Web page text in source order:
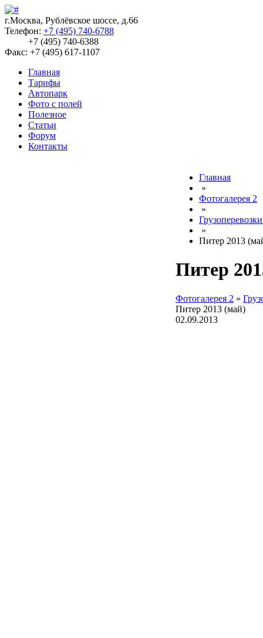
г.Москва, Рублёвское шоссе, д.66
Телефон: +7 (495) 740-6788
+7 (495) 740-6388
Факс: +7 (495) 617-1107
Главная
Тарифы
Автопарк
Фото с полей
Полезное
Статьи
Форум
Контакты
Главная
»
Фотогалерея 2
»
»
Питер 2013
Питер
Фотогалерея 2 »
Питер 2013 (май)
02.09.2013